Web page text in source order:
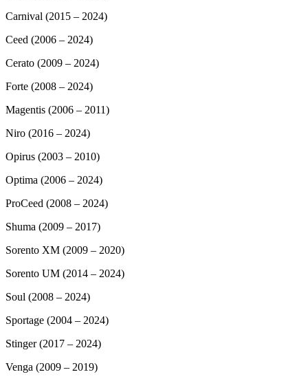
Carnival (2015 – 2024)
Ceed (2006 – 2024)
Cerato (2009 – 2024)
Forte (2008 – 2024)
Magentis (2006 – 2011)
Niro (2016 – 2024)
Opirus (2003 – 2010)
Optima (2006 – 2024)
ProCeed (2008 – 2024)
Shuma (2009 – 2017)
Sorento XM (2009 – 2020)
Sorento UM (2014 – 2024)
Soul (2008 – 2024)
Sportage (2004 – 2024)
Stinger (2017 – 2024)
Venga (2009 – 2019)